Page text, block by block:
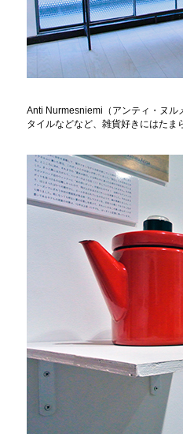
Anti Nurmesniemi（アンティ・ヌル
タイルなどなど、雑貨好きにはたま